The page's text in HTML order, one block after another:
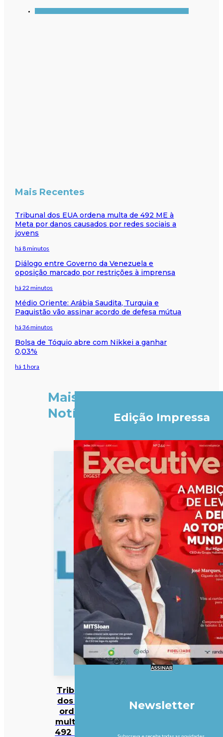
Mais Recentes
Tribunal dos EUA ordena multa de 492 ME à
Meta por danos causados por redes sociais a
jovens
há 8 minutos
Diálogo entre Governo da Venezuela e
oposição marcado por restrições à imprensa
há 22 minutos
Médio Oriente: Arábia Saudita, Turquia e
Paquistão vão assinar acordo de defesa mútua
há 36 minutos
Bolsa de Tóquio abre com Nikkei a ganhar
0,03%
há 1 hora
Mais
Notícias
Tribunal
dos EUA
ordena
multa de
492 ME à
Edição Impressa
ASSINAR
Newsletter